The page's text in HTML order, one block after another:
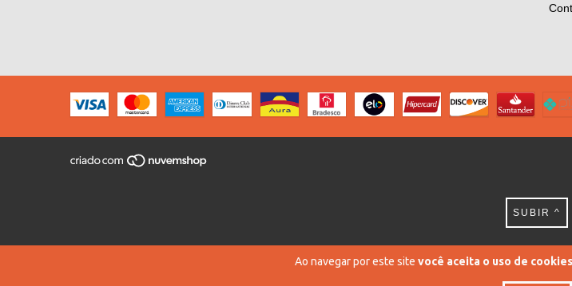
Ao navegar por este site você aceita o uso de cookies
SUBIR ^